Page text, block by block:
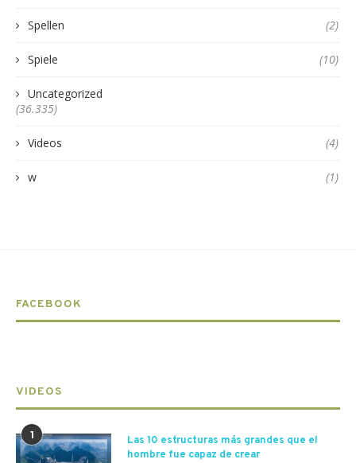
Spellen (2)
Spiele (10)
Uncategorized
(36.335)
Videos (4)
w (1)
FACEBOOK
VIDEOS
1
Las 10 estructuras más grandes que el
hombre fue capaz de crear